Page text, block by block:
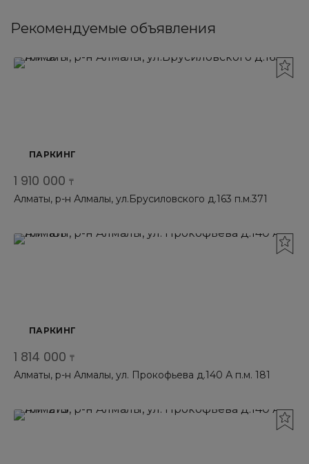
Рекомендуемые объявления
ПАРКИНГ
1 910 000 ₸
Алматы, р-н Алмалы, ул.Брусиловского д.163 п.м.371
ПАРКИНГ
1 814 000 ₸
Алматы, р-н Алмалы, ул. Прокофьева д.140 А п.м. 181